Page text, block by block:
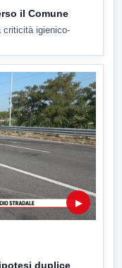
il Comune
criticità igienico-
▶
duplice